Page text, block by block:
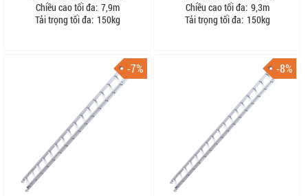
Chiều cao tối đa: 7,9m
Tải trọng tối đa: 150kg
Chiều cao tối đa: 9,3m
Tải trọng tối đa: 150kg
-7% -8%